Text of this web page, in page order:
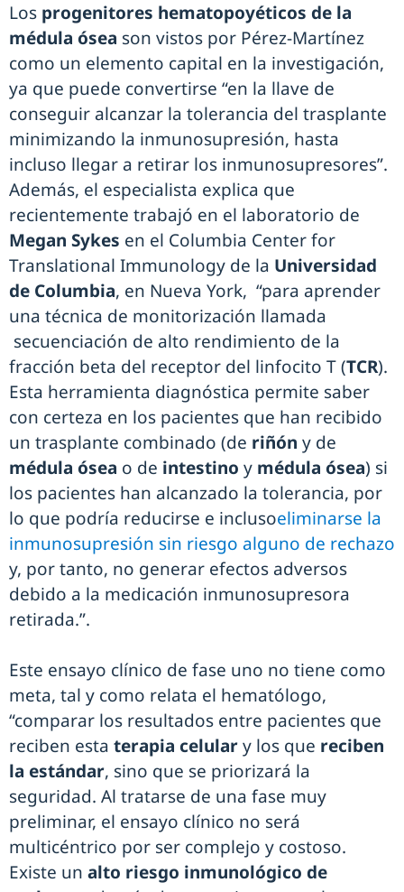
Los progenitores hematopoyéticos de la
médula ósea son vistos por Pérez-Martínez
como un elemento capital en la investigación,
ya que puede convertirse “en la llave de
conseguir alcanzar la tolerancia del trasplante
minimizando la inmunosupresión, hasta
incluso llegar a retirar los inmunosupresores”.
Además, el especialista explica que
recientemente trabajó en el laboratorio de
Megan Sykes en el Columbia Center for
Translational Immunology de la Universidad
de Columbia, en Nueva York, “para aprender
una técnica de monitorización llamada
secuenciación de alto rendimiento de la
fracción beta del receptor del linfocito T (TCR).
Esta herramienta diagnóstica permite saber
con certeza en los pacientes que han recibido
un trasplante combinado (de riñón y de
médula ósea o de intestino y médula ósea) si
los pacientes han alcanzado la tolerancia, por
lo que podría reducirse e inclusoeliminarse la
inmunosupresión sin riesgo alguno de rechazo
y, por tanto, no generar efectos adversos
debido a la medicación inmunosupresora
retirada.”.
Este ensayo clínico de fase uno no tiene como
meta, tal y como relata el hematólogo,
“comparar los resultados entre pacientes que
reciben esta terapia celulary los que reciben
la estándar, sino que se priorizará la
seguridad. Al tratarse de una fase muy
preliminar, el ensayo clínico no será
multicéntrico por ser complejo y costoso.
Existe un alto riesgo inmunológico de